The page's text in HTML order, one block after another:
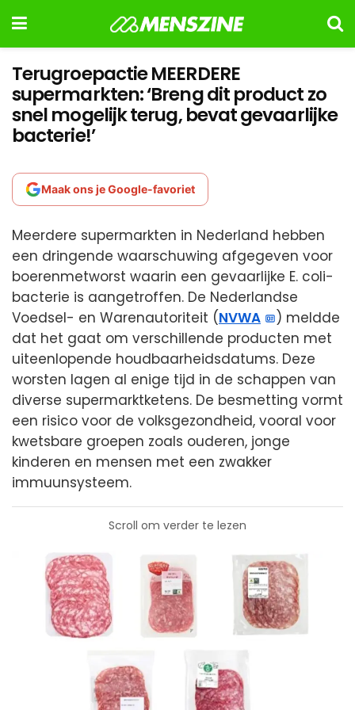
Terugroepactie MEERDERE
supermarkten: ‘Breng dit product zo
snel mogelijk terug, bevat gevaarlijke
bacterie!’
Maak ons je Google-favoriet
Meerdere supermarkten in Nederland hebben
een dringende waarschuwing afgegeven voor
boerenmetworst waarin een gevaarlijke E. coli-
bacterie is aangetroffen. De Nederlandse
Voedsel- en Warenautoriteit (NVWA
) meldde
dat het gaat om verschillende producten met
uiteenlopende houdbaarheidsdatums. Deze
worsten lagen al enige tijd in de schappen van
diverse supermarktketens. De besmetting vormt
een risico voor de volksgezondheid, vooral voor
kwetsbare groepen zoals ouderen, jonge
kinderen en mensen met een zwakker
immuunsysteem.
Scroll om verder te lezen